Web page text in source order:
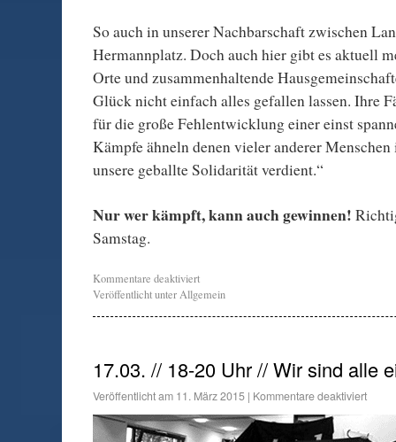
So auch in unserer Nachbarschaft zwischen
Hermannplatz. Doch auch hier gibt es aktuell
Orte und zusammenhaltende
Glück nicht einfach alles gefallen lassen. Ihre
für die große Fehlentwicklung einer einst
Kämpfe ähneln denen vieler anderer
unsere geballte Solidarität verdient.“
Nur wer kämpft, kann auch gewinnen!
Samstag.
Kommentare deaktiviert
Veröffentlicht unterAllgemein
17.03. // 18-20 Uhr // Wir sind alle
Veröffentlicht am 11. März 2015 | Kommentare deaktiviert